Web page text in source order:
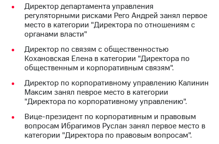
Корпоративный
секретарь
Раскрытие
информации
акционерам
Документы
ПАО
"МТС"
Собрания
акционеров
Личный
кабинет
акционера
Акционерный
Директор департамента управления
регуляторными рисками Рего Андрей занял первое
место в категории "Директора по отношениям с
органами власти"
Директор по связям с общественностью
Кохановская Елена в категории "Директора по
общественным и корпоративным связям".
Директор по корпоративному управлению Калинин
Максим занял певрое место в категории
"Директора по корпоративному управлению".
Вице-президент по корпоративным и правовым
вопросам Ибрагимов Руслан занял первое место в
категории "Директора по правовым вопросам".